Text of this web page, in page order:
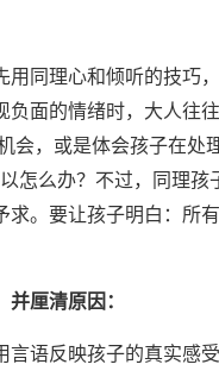
同理心和倾听的技巧
面的情绪时，大人往
会，或是体会孩子在处
怎么办？不过，同理
。要让孩子明白：所
厘清原因：
语反映孩子的真实感